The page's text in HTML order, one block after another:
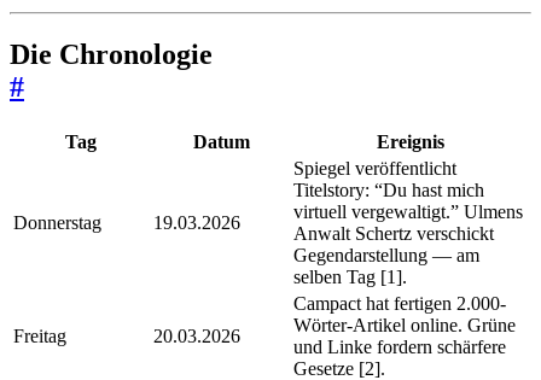
Die Chronologie
#
Tag Datum Ereignis
Donnerstag 19.03.2026
Spiegel veröffentlicht
Titelstory: “Du hast mich
virtuell vergewaltigt.” Ulmens
Anwalt Schertz verschickt
Gegendarstellung — am
selben Tag [1].
Freitag 20.03.2026
Campact hat fertigen 2.000-
Wörter-Artikel online. Grüne
und Linke fordern schärfere
Gesetze [2].